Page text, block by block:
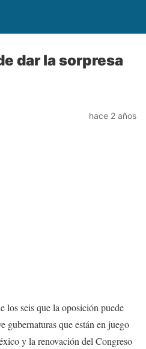
dar la sorpresa
hace 2 años
los seis que la oposición puede
gubernaturas que están en juego
y la renovación del Congreso